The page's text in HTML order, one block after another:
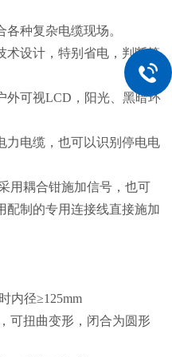
种复杂电缆现场。
术设计，特别省电，判断简
外可视LCD，阳光、黑暗环
力电缆，也可以识别停电电
用耦合钳施加信号，也可
配制的专用连接线直接施加
内径≥125mm
可扭曲变形，闭合为圆形